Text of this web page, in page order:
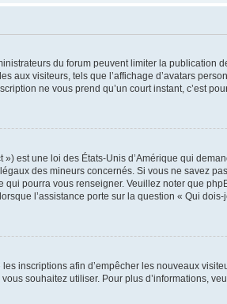
du forum peuvent limiter la
aux visiteurs, tels que l’affichage d’avatars
ne vous prend qu’un court instant, c’est
») est une loi des États-Unis d’Amérique qui
des mineurs concernés. Si vous ne savez
pourra vous renseigner. Veuillez noter que
l’assistance porte sur la question « Qui
inscriptions afin d’empêcher les nouveaux
souhaitez utiliser. Pour plus d’informations,